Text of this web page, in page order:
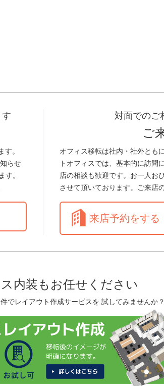
。
らせ
す。
対面でのご
ご
オフィス移転は社内・社外とも
トオフィスでは、基本的に訪問
店の相談も歓迎です。お一人お
させて頂いております。ご来店
来店予約をする
内装もお任せください
でレイアウト作成サービスを 試してみませんか